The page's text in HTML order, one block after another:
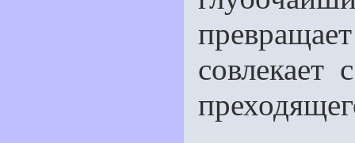
совлекает